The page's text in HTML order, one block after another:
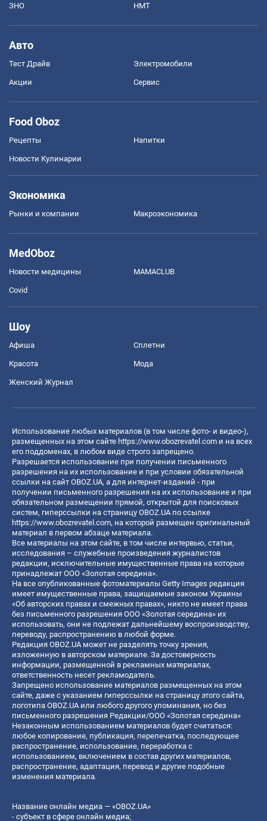
ЗНО НМТ
Авто
Тест Драйв Электромобили
Акции Сервис
Food Oboz
Рецепты Напитки
Новости Кулинарии
Экономика
Рынки и компании Mакроэкономика
MedOboz
Новости медицины MAMACLUB
Covid
Шоу
Афиша Сплетни
Красота Мода
Женский Журнал
Использование любых материалов (в том числе фото- и видео-),
размещенных на этом сайте https://www.obozrevatel.com и на всех
его поддоменах, в любом виде строго запрещено.
Разрешается использование при получении письменного
разрешения на их использование и при условии обязательной
ссылки на сайт OBOZ.UA, а для интернет-изданий - при
получении письменного разрешения на их использование и при
обязательном размещении прямой, открытой для поисковых
систем, гиперссылки на страницу OBOZ.UA по ссылке
https://www.obozrevatel.com, на которой размещен оригинальный
материал в первом абзаце материала.
Все материалы на этом сайте, в том числе интервью, статьи,
исследования – служебные произведения журналистов
редакции, исключительные имущественные права на которые
принадлежат ООО «Золотая середина».
На все опубликованные фотоматериалы Getty Images редакция
имеет имущественные права, защищаемые законом Украины
«Об авторских правах и смежных правах», никто не имеет права
без письменного разрешения ООО «Золотая середина» их
использовать, они не подлежат дальнейшему воспроизводству,
переводу, распространению в любой форме.
Редакция OBOZ.UA может не разделять точку зрения,
изложенную в авторском материале. За достоверность
информации, размещенной в рекламных материалах,
ответственность несет рекламодатель.
Запрещено использование материалов размещенных на этом
сайте, даже с указанием гиперссылки на страницу этого сайта,
логотипа OBOZ.UA или любого другого упоминания, но без
письменного разрешения Редакции/ООО «Золотая середина»
Незаконным использованием материалов будет считаться:
любое копирование, публикация, перепечатка, последующее
распространение, использование, переработка с
использованием, включением в состав других материалов,
распространение, адаптация, перевод и другие подобные
изменения материала.
Название онлайн медиа — «OBOZ.UA»
- субъект в сфере онлайн медиа;